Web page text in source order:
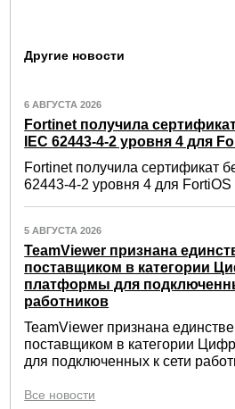
Другие новости
6 АВГУСТА 2026
Fortinet получила
IEC 62443-4-2 уровня 4 для
Fortinet получила сертификат
62443-4-2 уровня 4 для FortiOS
5 АВГУСТА 2026
TeamViewer признана
поставщиком в категории
платформы для
работников
TeamViewer признана
поставщиком в категории
для подключенных к сети
Все новости